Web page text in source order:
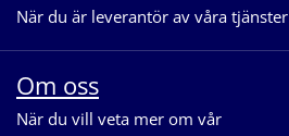
När du är leverantör av våra tjänster
Om oss
När du vill veta mer om vår